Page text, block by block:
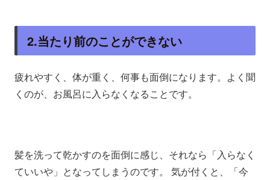
2.当たり前のことができない
疲れやすく、体が重く、何事も面倒になります。よく聞
くのが、お風呂に入らなくなることです。
髪を洗って乾かすのを面倒に感じ、それなら「入らなく
ていいや」となってしまうのです。 気が付くと、「今